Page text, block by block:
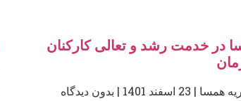
در خدمت رشد و تعالی کارکنان
همسا بدون دیدگاه